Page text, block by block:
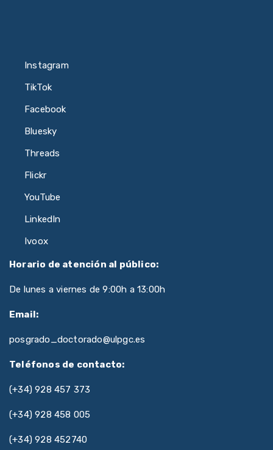
Instagram
TikTok
Facebook
Bluesky
Threads
Flickr
YouTube
LinkedIn
Ivoox
Horario de atención al público:
De lunes a viernes de 9:00h a 13:00h
Email:
posgrado_doctorado@ulpgc.es
Teléfonos de contacto:
(+34) 928 457 373
(+34) 928 458 005
(+34) 928 452740